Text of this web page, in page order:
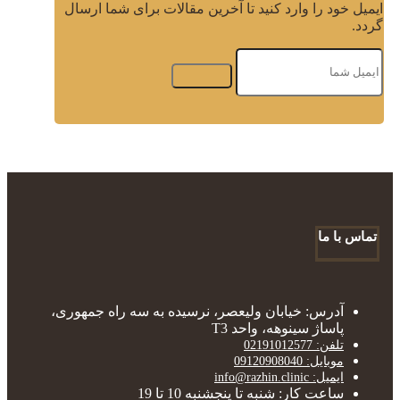
ایمیل خود را وارد کنید تا آخرین مقالات برای شما ارسال
گردد.
تماس با ما
آدرس: خیابان ولیعصر، نرسیده به سه راه جمهوری،
پاساژ سینوهه، واحد T3
تلفن: 02191012577
موبایل: 09120908040
ایمیل: info@razhin.clinic
ساعت کار: شنبه تا پنجشنبه 10 تا 19